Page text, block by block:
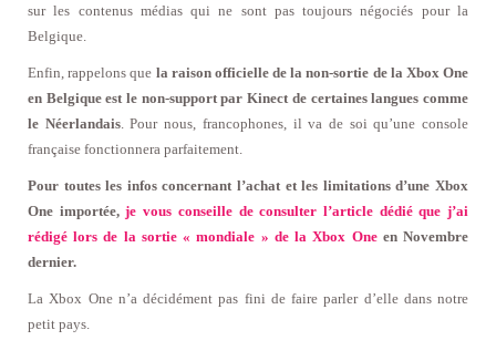
sur les contenus médias qui ne sont pas toujours négociés pour la
Belgique.
Enfin, rappelons que la raison officielle de la non-sortie de la Xbox One
en Belgique est le non-support par Kinect de certaines langues comme
le Néerlandais. Pour nous, francophones, il va de soi qu’une console
française fonctionnera parfaitement.
Pour toutes les infos concernant l’achat et les limitations d’une Xbox
One importée,je vous conseille de consulter l’article dédié que j’ai
rédigé lors de la sortie « mondiale » de la Xbox Oneen Novembre
dernier.
La Xbox One n’a décidément pas fini de faire parler d’elle dans notre
petit pays.